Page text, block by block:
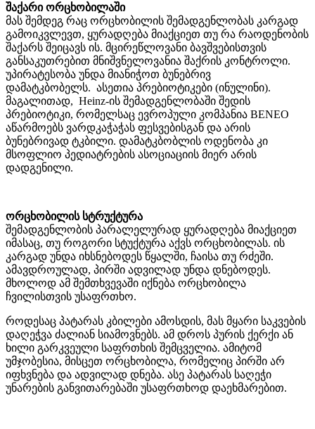
შაქარი ორცხობილაში
მას შემდეგ რაც ორცხობილის შემადგენლობას კარგად
გამოიკვლევთ, ყურადღება მიაქციეთ თუ რა რაოდენობის
შაქარს შეიცავს ის. მცირეწლოვანი ბავშვებისთვის
განსაკუთრებით მნიშვნელოვანია შაქრის კონტროლი.
უპირატესობა უნდა მიანიჭოთ ბუნებრივ
დამატკბობელს. ასეთია პრებიოტიკები (ინულინი).
მაგალითად, Heinz-ის შემადგენლობაში შედის
პრებიოტიკი, რომელსაც ევროპული კომპანია BENEO
აწარმოებს ვარდკაჭაჭას ფესვებისგან და არის
ბუნებრივად ტკბილი. დამატკბობლის ოდენობა კი
მსოფლიო პედიატრების ასოციაციის მიერ არის
დადგენილი.
ორცხობილის სტრუქტურა
შემადგენლობის პარალელურად ყურადღება მიაქციეთ
იმასაც, თუ როგორი სტუქტურა აქვს ორცხობილას. ის
კარგად უნდა იხსნებოდეს წყალში, ჩაისა თუ რძეში.
ამავდროულად, პირში ადვილად უნდა დნებოდეს.
მხოლოდ ამ შემთხვევაში იქნება ორცხობილა
ჩვილისთვის უსაფრთხო.
როდესაც პატარას კბილები ამოსდის, მას მყარი საკვების
დაღეჭვა ძალიან სიამოვნებს. ამ დროს პურის ქერქი ან
ხილი გარკვეული საფრთხის შემცველია. ამიტომ
უმჯობესია, მისცეთ ორცხობილა, რომელიც პირში არ
იფხვნება და ადვილად დნება. ასე პატარას საღეჭი
უნარების განვითარებაში უსაფრთხოდ დაეხმარებით.